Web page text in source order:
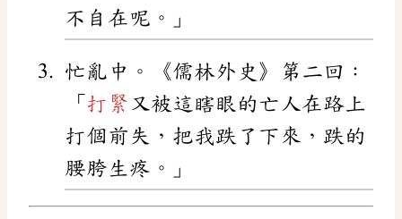
不自在呢。」
忙亂中。《儒林外史》第二回：
「 打緊 又被這瞎眼的亡人在路上
打個前失，把我跌了下來，跌的
腰胯生疼。」